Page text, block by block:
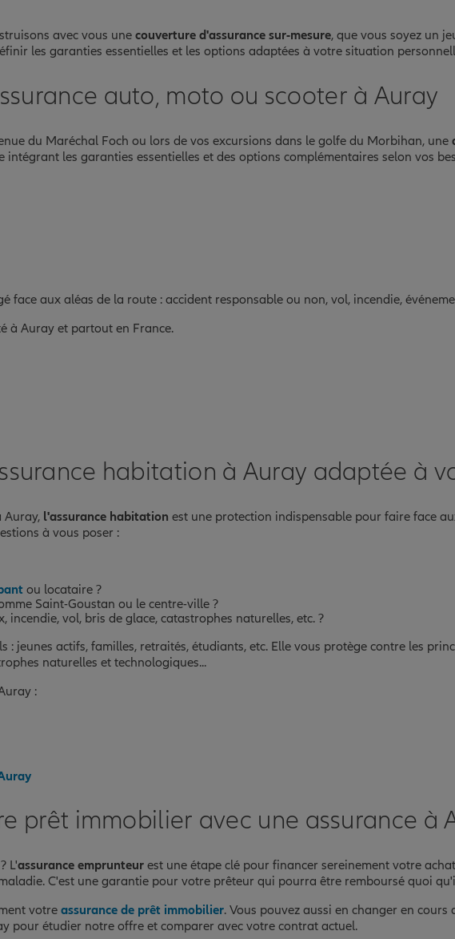
avec vous une couverture d'assurance sur-mesure, que vous soyez un
les garanties essentielles et les options adaptées à votre situation
auto, moto ou scooter à Auray
du Maréchal Foch ou lors de vos excursions dans le golfe du Morbihan, une
les garanties essentielles et des options complémentaires selon vos
face aux aléas de la route : accident responsable ou non, vol, incendie,
à Auray et partout en France.
habitation à Auray adaptée à
Auray, l'assurance habitation est une protection indispensable pour faire face
à vous poser :
ou locataire ?
Saint-Goustan ou le centre-ville ?
vol, bris de glace, catastrophes naturelles, etc. ?
: jeunes actifs, familles, retraités, étudiants, etc. Elle vous protège contre les
naturelles et technologiques...
:
prêt immobilier avec une assurance à
L'assurance emprunteur est une étape clé pour financer sereinement votre
C'est une garantie pour votre prêteur qui pourra être remboursé quoi
votre assurance de prêt immobilier. Vous pouvez aussi en changer en
pour étudier notre offre et comparer avec votre contrat actuel.